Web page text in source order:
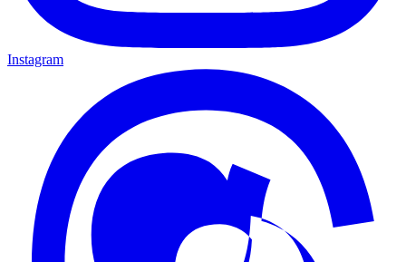
Instagram